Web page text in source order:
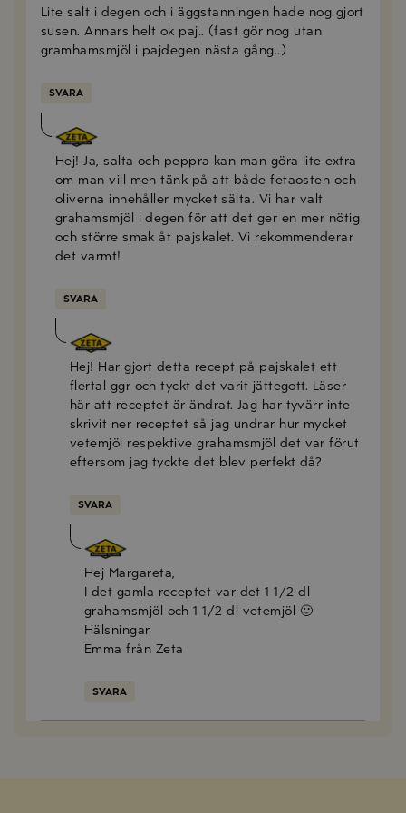
Lite salt i degen och i äggstanningen hade nog gjort
susen. Annars helt ok paj.. (fast gör nog utan
gramhamsmjöl i pajdegen nästa gång..)
SVARA
Zeta
Hej! Ja, salta och peppra kan man göra lite extra
om man vill men tänk på att både fetaosten och
oliverna innehåller mycket sälta. Vi har valt
grahamsmjöl i degen för att det ger en mer nötig
och större smak åt pajskalet. Vi rekommenderar
det varmt!
SVARA
Margareta
Hej! Har gjort detta recept på pajskalet ett
flertal ggr och tyckt det varit jättegott. Läser
här att receptet är ändrat. Jag har tyvärr inte
skrivit ner receptet så jag undrar hur mycket
vetemjöl respektive grahamsmjöl det var förut
eftersom jag tyckte det blev perfekt då?
SVARA
Emma Olsson
Hej Margareta,
I det gamla receptet var det 1 1/2 dl
grahamsmjöl och 1 1/2 dl vetemjöl 🙂
Hälsningar
Emma från Zeta
SVARA